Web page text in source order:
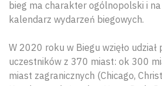
bieg ma charakter ogólnopolski i
kalendarz wydarzeń biegowych.
W 2020 roku w Biegu wzięło
uczestników z 370 miast: ok 300
miast zagranicznych (Chicago,